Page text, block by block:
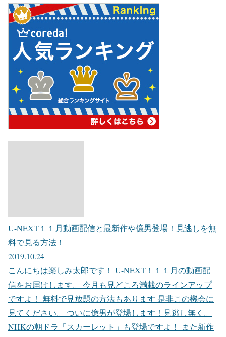
U-NEXT１１月動画配信と最新作や億男登場！見逃しを無
料で見る方法！
2019.10.24
こんにちは楽しみ太郎です！ U-NEXT！１１月の動画配
信をお届けします。 今月も見どころ満載のラインアップ
ですよ！ 無料で見放題の方法もあります 是非この機会に
見てください。 ついに億男が登場します！見逃し無く。
NHKの朝ドラ「スカーレット」も登場ですよ！ また新作